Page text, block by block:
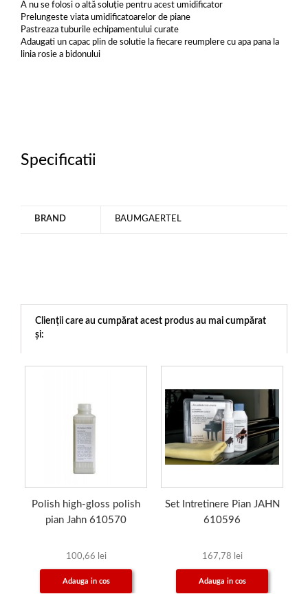
A nu se folosi o altă soluție pentru acest umidificator
Prelungeste viata umidificatoarelor de piane
Pastreaza tuburile echipamentului curate
Adaugati un capac plin de solutie la fiecare reumplere cu apa pana la
linia rosie a bidonului
Specificatii
BRAND BAUMGAERTEL
Clienții care au cumpărat acest produs au mai cumpărat
și:
Polish high-gloss polish
pian Jahn 610570
100,66 lei
Adauga in cos
Set Intretinere Pian JAHN
610596
167,78 lei
Adauga in cos